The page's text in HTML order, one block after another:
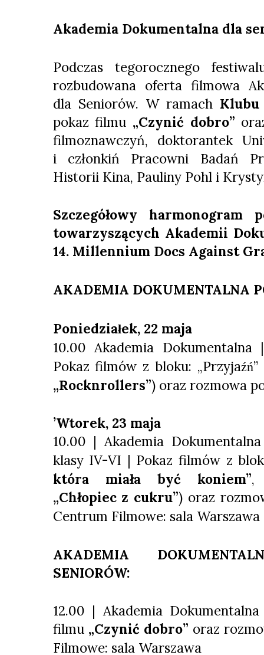
Akademia Dokumentalna dla
Podczas tegorocznego
rozbudowana oferta filmowa
dla Seniorów. W ramach
pokaz filmu „Czynić dobro”
filmoznawczyń, doktorantek
i członkiń Pracowni Badań
Historii Kina, Pauliny Pohl i
Szczegółowy harmonogram
towarzyszących Akademii
14. Millennium Docs Against
AKADEMIA DOKUMENTALNA
Poniedziałek, 22 maja
10.00 Akademia Dokumentalna
Pokaz filmów z bloku: „Przyjaźń”
„Rocknrollers”) oraz rozmowa
’Wtorek, 23 maja
10.00 | Akademia
klasy IV-VI | Pokaz filmów z
która miała być koniem”
„Chłopiec z cukru”) oraz
Centrum Filmowe: sala Warszawa
AKADEMIA
SENIORÓW:
12.00 | Akademia
filmu „Czynić dobro” oraz
Filmowe: sala Warszawa